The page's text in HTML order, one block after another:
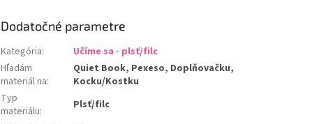
Dodatočné parametre
Kategória:
Učíme sa - plsť/filc
Hľadám
materiál na:
Quiet Book, Pexeso, Doplňovačku,
Kocku/Kostku
Typ
materiálu:
Plsť/filc